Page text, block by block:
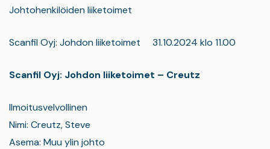
Johtohenkilöiden liiketoimet
Scanfil Oyj: Johdon liiketoimet 31.10.2024 klo 11.00
Scanfil Oyj: Johdon liiketoimet – Creutz
Ilmoitusvelvollinen
Nimi: Creutz, Steve
Asema: Muu ylin johto